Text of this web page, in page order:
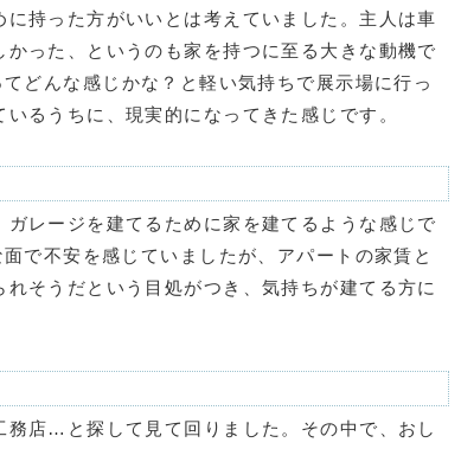
持った方がいいとは考えていました。主人は車
かった、というのも家を持つに至る大きな動機で
どんな感じかな？と軽い気持ちで展示場に行っ
るうちに、現実的になってきた感じです。
レージを建てるために家を建てるような感じで
で不安を感じていましたが、アパートの家賃と
そうだという目処がつき、気持ちが建てる方に
務店…と探して見て回りました。その中で、おし